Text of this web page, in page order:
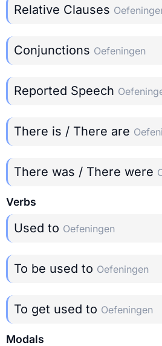
Relative Clauses
Conjunctions Oefeningen
Reported Speech
There is / There are
There was / There were
Verbs
Used to Oefeningen
To be used to Oefeningen
To get used to Oefeningen
Modals